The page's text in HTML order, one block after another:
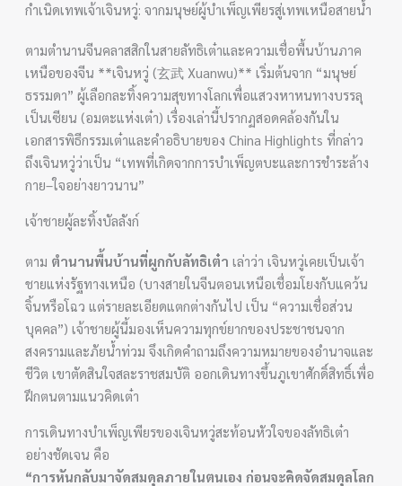
กำเนิดเทพเจ้าเจินหวู่: จากมนุษย์ผู้บำเพ็ญเพียรสู่เทพเหนือสายน้ำ
ตามตำนานจีนคลาสสิกในสายลัทธิเต๋าและความเชื่อพื้นบ้านภาค
เหนือของจีน **เจินหวู่ (玄武 Xuanwu)** เริ่มต้นจาก “มนุษย์
ธรรมดา” ผู้เลือกละทิ้งความสุขทางโลกเพื่อแสวงหาหนทางบรรลุ
เป็นเซียน (อมตะแห่งเต๋า) เรื่องเล่านี้ปรากฏสอดคล้องกันใน
เอกสารพิธีกรรมเต๋าและคำอธิบายของ China Highlights ที่กล่าว
ถึงเจินหวู่ว่าเป็น “เทพที่เกิดจากการบำเพ็ญตบะและการชำระล้าง
กาย–ใจอย่างยาวนาน”
เจ้าชายผู้ละทิ้งบัลลังก์
ตาม ตำนานพื้นบ้านที่ผูกกับลัทธิเต๋า เล่าว่า เจินหวู่เคยเป็นเจ้า
ชายแห่งรัฐทางเหนือ (บางสายในจีนตอนเหนือเชื่อมโยงกับแคว้น
จิ้นหรือโฉว แต่รายละเอียดแตกต่างกันไป เป็น “ความเชื่อส่วน
บุคคล”) เจ้าชายผู้นี้มองเห็นความทุกข์ยากของประชาชนจาก
สงครามและภัยน้ำท่วม จึงเกิดคำถามถึงความหมายของอำนาจและ
ชีวิต เขาตัดสินใจสละราชสมบัติ ออกเดินทางขึ้นภูเขาศักดิ์สิทธิ์เพื่อ
ฝึกตนตามแนวคิดเต๋า
การเดินทางบำเพ็ญเพียรของเจินหวู่สะท้อนหัวใจของลัทธิเต๋า
อย่างชัดเจน คือ
“การหันกลับมาจัดสมดุลภายในตนเอง ก่อนจะคิดจัดสมดุลโลก